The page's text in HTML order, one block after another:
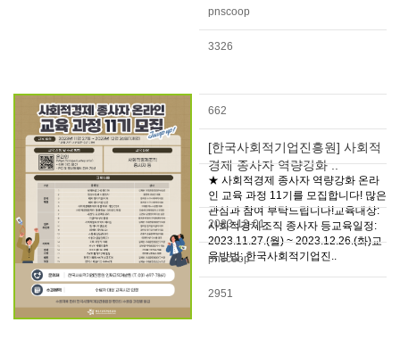
pnscoop
3326
662
[한국사회적기업진흥원] 사회적
경제 종사자 역량강화 ..
★ 사회적경제 종사자 역량강화 온라
인 교육 과정 11기를 모집합니다! 많은
관심과 참여 부탁드립니다!교육대상:
사회적경제조직 종사자 등교육일정:
2023.11.27.(월) ~ 2023.12.26.(화)교
육방법: 한국사회적기업진..
2023-12-01
pnscoop
2951